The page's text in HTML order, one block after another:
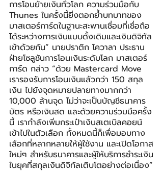
การโอนย้ายเงินทั่วโลก ความร่วมมือกับ
Thunes ในครั้งนี้ยิ่งตอกย้ำบทบาทของ
มาสเตอร์การ์ดในฐานะสะพานเชื่อมที่เชื่อถือ
ได้ระหว่างการเงินแบบดั้งเดิมและเงินดิจิทัล
เข้าด้วยกัน” นายปราติก โควาลา ประธาน
ฝ่ายโซลูชันการโอนเงินระดับโลก มาสเตอร์
การ์ด กล่าว “ด้วย Mastercard Move
เรารองรับการโอนเงินแล้วกว่า 150 สกุล
เงิน ไปยังจุดหมายปลายทางมากกว่า
10,000 ล้านจุด ไม่ว่าจะเป็นบัญชีธนาคาร
บัตร หรือเงินสด และด้วยความร่วมมือครั้ง
นี้ เรากำลังเพิ่มกระเป๋าเงินสเตเบิลคอยน์
เข้าไปในตัวเลือก ทั้งหมดนี้ก็เพื่อมอบทาง
เลือกที่หลากหลายให้ผู้ใช้งาน และเปิดโอกาส
ใหม่ๆ สำหรับธนาคารและผู้ให้บริการชำระเงิน
ในยุคที่สกุลเงินดิจิทัลเติบโตอย่างต่อเนื่อง”